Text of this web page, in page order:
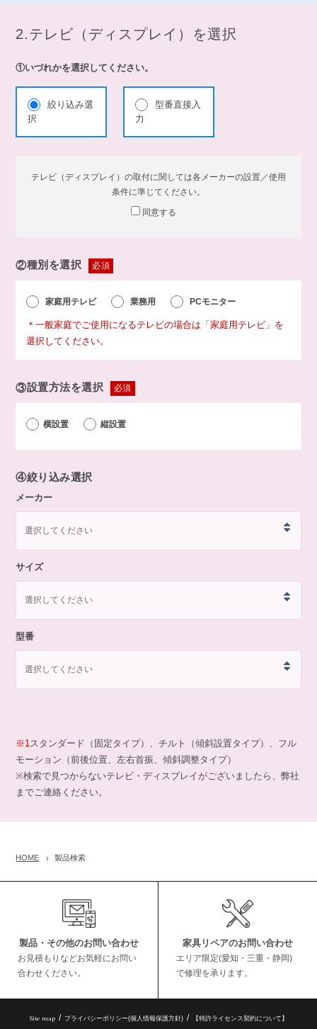
2.テレビ（ディスプレイ）を選択
①いづれかを選択してください。
絞り込み選
択
型番直接入
力
テレビ（ディスプレイ）の取付に関しては各メーカーの設置／使用
条件に準じてください。
同意する
②種別を選択 必須
家庭用テレビ 業務用 PCモニター
＊一般家庭でご使用になるテレビの場合は「家庭用テレビ」を
選択してください。
③設置方法を選択 必須
横設置 縦設置
④絞り込み選択
メーカー
サイズ
型番
※1スタンダード（固定タイプ）、チルト（傾斜設置タイプ）、フル
モーション（前後位置、左右首振、傾斜調整タイプ）
※検索で見つからないテレビ・ディスプレイがございましたら、弊社
までご連絡ください。
HOME 製品検索
製品・その他のお問い合わせ
お見積もりなどお気軽にお問い
合わせください。
家具リペアのお問い合わせ
エリア限定(愛知・三重・静岡)
で修理を承ります。
Site map プライバシーポリシー(個人情報保護方針) 【特許ライセンス契約について】